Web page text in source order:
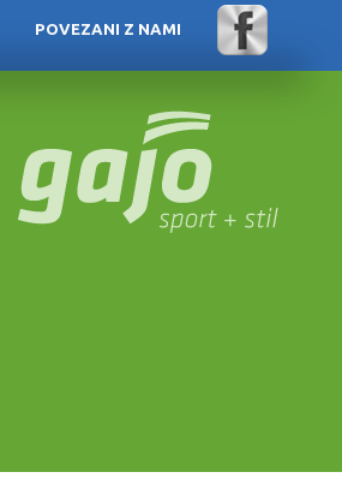
POVEZANI Z NAMI